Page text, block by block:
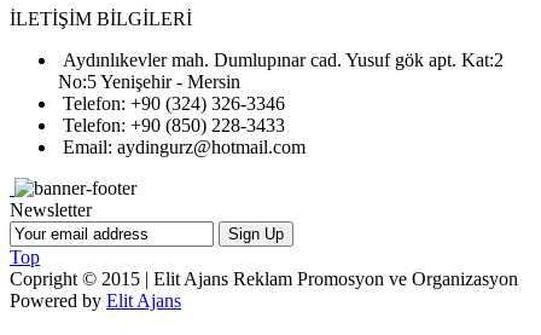
İLETİŞİM BİLGİLERİ
Aydınlıkevler mah. Dumlupınar cad. Yusuf gök apt. Kat:2
No:5 Yenişehir - Mersin
Telefon: +90 (324) 326-3346
Telefon: +90 (850) 228-3433
Email: aydingurz@hotmail.com
Newsletter
Top
Copright © 2015 | Elit Ajans Reklam Promosyon ve Organizasyon
Powered by Elit Ajans